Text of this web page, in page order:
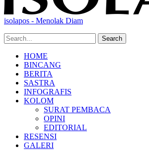
isolapos - Menolak Diam
HOME
BINCANG
BERITA
SASTRA
INFOGRAFIS
KOLOM
SURAT PEMBACA
OPINI
EDITORIAL
RESENSI
GALERI